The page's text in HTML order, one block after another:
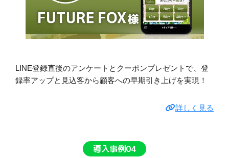
LINE登録直後のアンケートとクーポンプレゼントで、登
録率アップと見込客から顧客への早期引き上げを実現！
詳しく見る
導入事例04